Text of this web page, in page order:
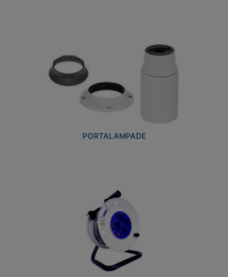
PORTALAMPADE